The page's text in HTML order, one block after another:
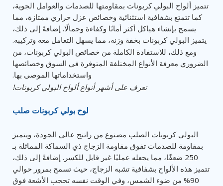
تتميز ألواح البولي كربونات بمقاومتها للصدمات والعوامل الجوية،
كما تتمتع بشفافية استثنائية وخصائص عزل حراري ممتازة، مما
يسمح بإنشاء هياكل أكثر أمانًا وكفاءة وجمالًا. إضافةً إلى ذلك،
يتميز البولي كربونات بخفة وزنه، مما يسهل التعامل معه وتركيبه.
ومع ذلك، للاستفادة الكاملة من خصائص البولي كربونات، من
الضروري معرفة الأنواع المختلفة المتوفرة في السوق وخصائصها
واستخداماتها الموصى بها.
تعرف على أشهر أنواع ألواح البولي كربونات!
لوح بولي كربونات صلب
البولي كربونات الصلب مصنوع من راتنج عالي الجودة، ويتميز
بمقاومة للصدمات تفوق مقاومة الزجاج ذي السماكة المماثلة بـ
250 ضعفًا، مما يجعله عمليًا غير قابل للكسر. إضافةً إلى ذلك،
تتميز هذه الألواح بشفافية تشبه الزجاج، حيث تسمح بمرور حوالي
90% من ضوء الشمس، وفي الوقت نفسه تحجب الأشعة فوق